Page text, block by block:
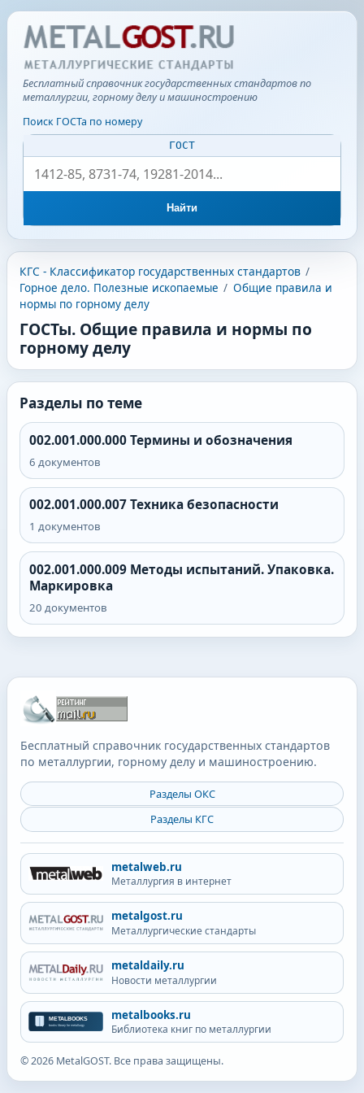
Бесплатный справочник государственных стандартов по
металлургии, горному делу и машиностроению
Поиск ГОСТа по номеру
ГОСТ
Найти
КГС - Классификатор государственных стандартов /
Горное дело. Полезные ископаемые / Общие правила и
нормы по горному делу
ГОСТы. Общие правила и нормы по
горному делу
Разделы по теме
002.001.000.000Термины и обозначения
6 документов
002.001.000.007Техника безопасности
1 документов
002.001.000.009 Методы испытаний. Упаковка.
Маркировка
20 документов
Бесплатный справочник государственных стандартов
по металлургии, горному делу и машиностроению.
Разделы ОКС
Разделы КГС
metalweb.ru
Металлургия в интернет
metalgost.ru
Металлургические стандарты
metaldaily.ru
Новости металлургии
metalbooks.ru
Библиотека книг по металлургии
©2026 MetalGOST. Все права защищены.